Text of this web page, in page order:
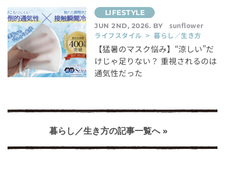
JUN 2ND, 2026. BY
sunflower
ライフスタイル > 暮らし／生き方
【猛暑のマスク悩み】“涼しい”だ
けじゃ足りない？ 重視されるのは
通気性だった
暮らし／生き方の記事一覧へ »